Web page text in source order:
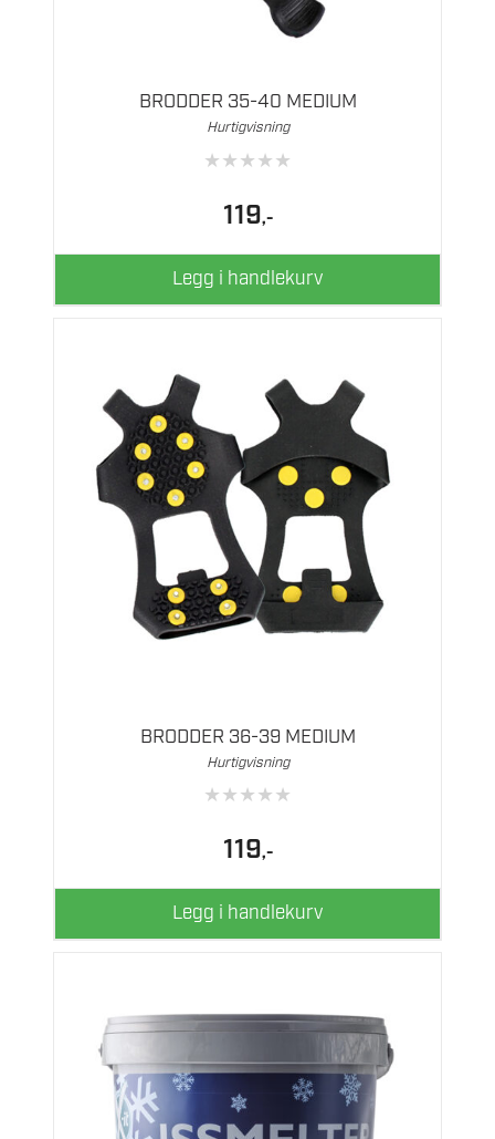
BRODDER 35-40 MEDIUM
Hurtigvisning
★★★★★
119,-
Legg i handlekurv
BRODDER 36-39 MEDIUM
Hurtigvisning
★★★★★
119,-
Legg i handlekurv